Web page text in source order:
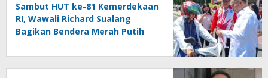
Sambut HUT ke-81 Kemerdekaan
RI, Wawali Richard Sualang
Bagikan Bendera Merah Putih